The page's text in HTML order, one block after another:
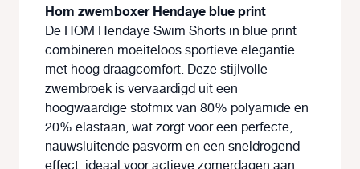
Hom zwemboxer Hendaye blue print
De HOM Hendaye Swim Shorts in blue print
combineren moeiteloos sportieve elegantie
met hoog draagcomfort. Deze stijlvolle
zwembroek is vervaardigd uit een
hoogwaardige stofmix van 80% polyamide en
20% elastaan, wat zorgt voor een perfecte,
nauwsluitende pasvorm en een sneldrogend